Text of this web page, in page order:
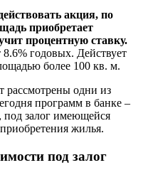
акция, по
приобретает
процентную ставку.
годовых. Действует
более 100 кв. м.
рассмотрены одни из
программ в банке –
под залог имеющейся
жилья.
под залог